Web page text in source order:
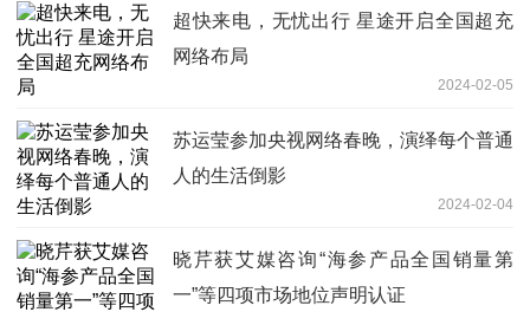
超快来电，无忧出行 星途开启全国超充
网络布局
2024-02-05
苏运莹参加央视网络春晚，演绎每个普通
人的生活倒影
2024-02-04
晓芹获艾媒咨询“海参产品全国销量第
一”等四项市场地位声明认证